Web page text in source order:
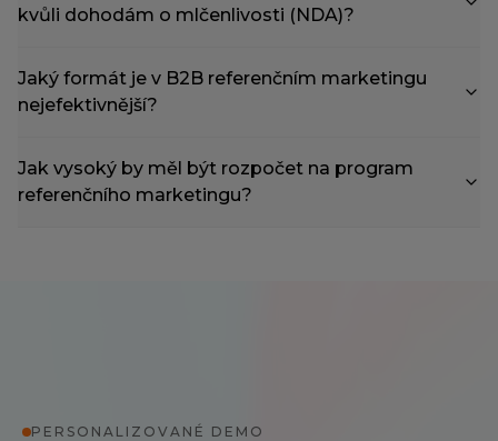
kvůli dohodám o mlčenlivosti (NDA)?
Jaký formát je v B2B referenčním marketingu
nejefektivnější?
Jak vysoký by měl být rozpočet na program
referenčního marketingu?
PERSONALIZOVANÉ DEMO